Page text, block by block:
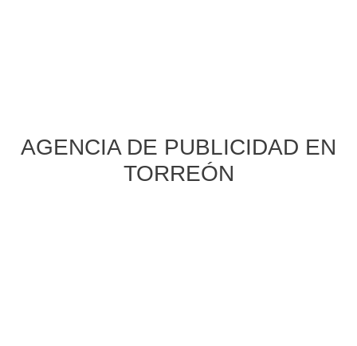
AGENCIA DE PUBLICIDAD EN
TORREÓN